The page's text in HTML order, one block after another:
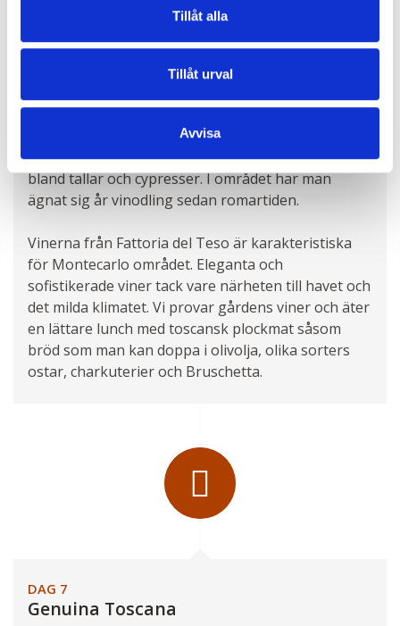
Tillåt alla
Tillåt urval
Avvisa
Vingården Fattoria del Teso
Idag ska vi åka till vingården Fattoria del Teso i
Montecarlo (mellan Lucca och Florens) vackert
beläget i en typisk Toscans omgivning inbäddad
bland tallar och cypresser. I området har man
ägnat sig år vinodling sedan romartiden.
Vinerna från Fattoria del Teso är karakteristiska
för Montecarlo området. Eleganta och
sofistikerade viner tack vare närheten till havet och
det milda klimatet. Vi provar gårdens viner och äter
en lättare lunch med toscansk plockmat såsom
bröd som man kan doppa i olivolja, olika sorters
ostar, charkuterier och Bruschetta.
DAG 7
Genuina Toscana